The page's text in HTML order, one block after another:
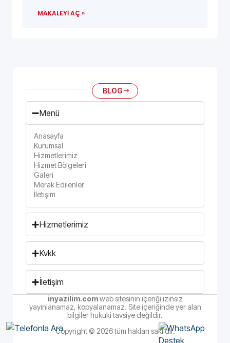
MAKALEYI AÇ »
BLOG
Menü
Anasayfa
Kurumsal
Hizmetlerimiz
Hizmet Bölgeleri
Galeri
Merak Edilenler
İletişim
Hizmetlerimiz
Kvkk
İletişim
inyazilim.comweb sitesinin içeriği izinsiz
yayınlanamaz, kopyalanamaz. Site içeriğinde yer alan
bilgiler hukuki tavsiye değildir.
Copyright © 2026 tüm hakları saklıdır.